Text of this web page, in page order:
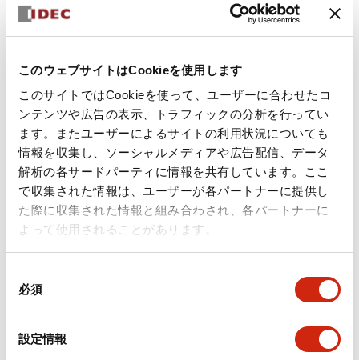
このウェブサイトはCookieを使用します
このサイトではCookieを使って、ユーザーに合わせたコ
ンテンツや広告の表示、トラフィックの分析を行ってい
ます。またユーザーによるサイトの利用状況についても
情報を収集し、ソーシャルメディアや広告配信、データ
解析の各サードパーティに情報を共有しています。ここ
で収集された情報は、ユーザーが各パートナーに提供し
た際に収集された情報と組み合わされ、各パートナーに
よって使用されることがあります。
必須
設定情報
HE6B形イネーブルスイッチ
HE6B形イネーブルスイッチ ゴムカバ
ー付 シリコンゴム 復帰モニタスイッチ
1接点 押込みモニタスイッチ1接点
HE6B形イネーブルスイッチ
HE6B形イネーブルスイッチ ゴムカバ
ー付 シリコンゴム 復帰モニタスイッチ
1接点 押込みモニタスイッチ1接点
HE6B形イネーブルスイッチ
HE6B形イネーブルスイッチ ゴムカバ
HE6B形イネーブルスイッチ
HE6B形イネーブルスイッチ ゴムカバ
ー付 シリコンゴム モニタスイッチなし